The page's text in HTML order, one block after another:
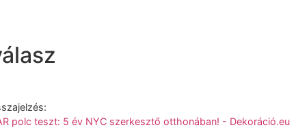
polc teszt: 5 év NYC szerkesztő otthonában! - Dekoráció.eu